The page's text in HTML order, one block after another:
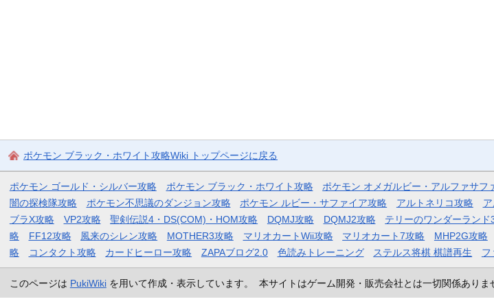
ポケモン ブラック・ホワイト攻略Wiki トップページに戻る
ポケモン ゴールド・シルバー攻略 ポケモン ブラック・ホワイト攻略 ポケモン オメガルビー・アルファサフ
闇の探検隊攻略
ポケモン不思議のダンジョン攻略 ポケモン ルビー・サファイア攻略 アルトネリコ攻略
ブラX攻略
VP2攻略 聖剣伝説4・DS(COM)・HOM攻略 DQMJ攻略 DQMJ2攻略 テリーのワンダーランド
略
FF12攻略 風来のシレン攻略 MOTHER3攻略 マリオカートWii攻略 マリオカート7攻略 MHP2G攻略
略
コンタクト攻略 カードヒーロー攻略 ZAPAブログ2.0 色読みトレーニング ステルス将棋 棋譜再生 フ
このページは PukiWikiを用いて作成・表示しています。 本サイトはゲーム開発・販売会社とは一切関係ありま